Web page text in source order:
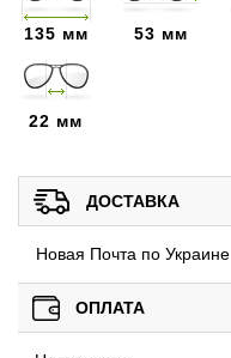
135 мм 53 мм
22 мм
ДОСТАВКА
Новая Почта по Украине
ОПЛАТА